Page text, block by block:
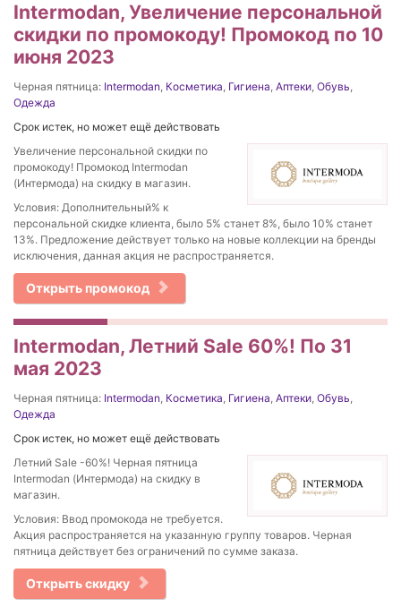
Intermodan, Увеличение персональной
скидки по промокоду! Промокод по 10
июня 2023
Черная пятница: Intermodan, Косметика, Гигиена, Аптеки, Обувь,
Одежда
Срок истек, но может ещё действовать
Увеличение персональной скидки по
промокоду! Промокод Intermodan
(Интермода) на скидку в магазин.
Условия: Дополнительный% к
персональной скидке клиента, было 5% станет 8%, было 10% станет
13%. Предложение действует только на новые коллекции на бренды
исключения, данная акция не распространяется.
Открыть промокод
Intermodan, Летний Sale 60%! По 31
мая 2023
Черная пятница: Intermodan, Косметика, Гигиена, Аптеки, Обувь,
Одежда
Срок истек, но может ещё действовать
Летний Sale -60%! Черная пятница
Intermodan (Интермода) на скидку в
магазин.
Условия: Ввод промокода не требуется.
Акция распространяется на указанную группу товаров. Черная
пятница действует без ограничений по сумме заказа.
Открыть скидку